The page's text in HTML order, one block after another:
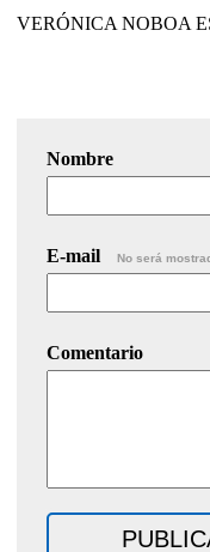
VERÓNICA NOBOA
Nombre
E-mail No será
Comentario